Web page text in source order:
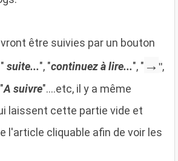
être suivies par un bouton
suite...", "continuez à lire...", " → ",
A suivre"....etc, il y a même
laissent cette partie vide et
l'article cliquable afin de voir les